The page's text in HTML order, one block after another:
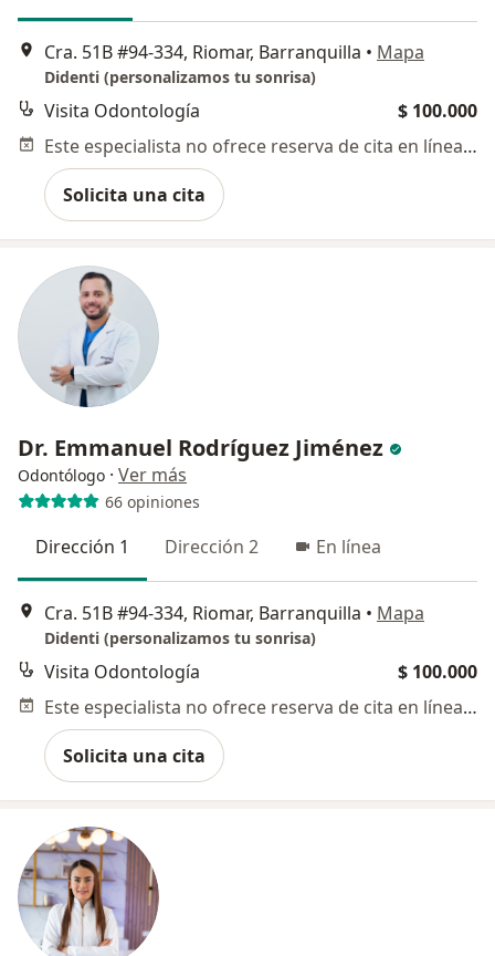
Cra. 51B #94-334, Riomar, Barranquilla • Mapa
Didenti (personalizamos tu sonrisa)
Visita Odontología
$ 100.000
Este especialista no ofrece reserva de cita en línea en esta dirección.
Solicita una cita
Dr. Emmanuel Rodríguez Jiménez
Odontólogo · Ver más
66 opiniones
Dirección 1 Dirección 2 En línea
Cra. 51B #94-334, Riomar, Barranquilla • Mapa
Didenti (personalizamos tu sonrisa)
Visita Odontología
$ 100.000
Este especialista no ofrece reserva de cita en línea en esta dirección.
Solicita una cita